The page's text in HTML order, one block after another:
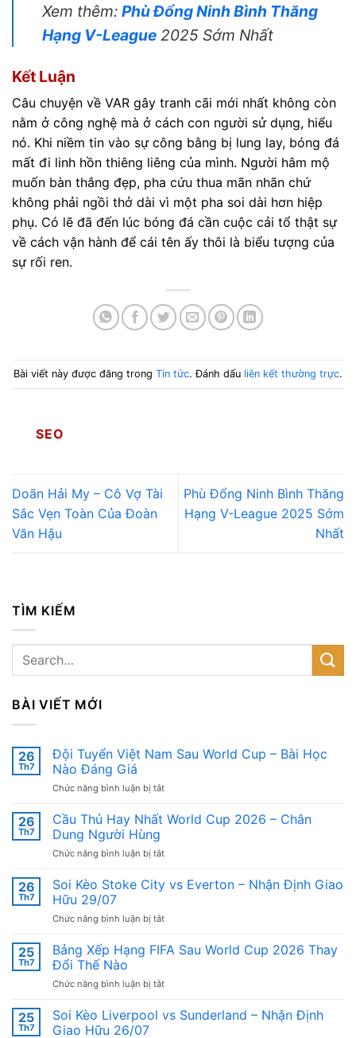
Xem thêm: Phù Đổng Ninh Bình Thăng
Hạng V-League 2025 Sớm Nhất
Kết Luận
Câu chuyện về VAR gây tranh cãi mới nhất không còn
nằm ở công nghệ mà ở cách con người sử dụng, hiểu
nó. Khi niềm tin vào sự công bằng bị lung lay, bóng đá
mất đi linh hồn thiêng liêng của mình. Người hâm mộ
muốn bàn thắng đẹp, pha cứu thua mãn nhãn chứ
không phải ngồi thở dài vì một pha soi dài hơn hiệp
phụ. Có lẽ đã đến lúc bóng đá cần cuộc cải tổ thật sự
về cách vận hành để cái tên ấy thôi là biểu tượng của
sự rối ren.
Bài viết này được đăng trong Tin tức. Đánh dấu liên kết thường trực.
SEO
Doãn Hải My – Cô Vợ Tài
Sắc Vẹn Toàn Của Đoàn
Văn Hậu
Phù Đổng Ninh Bình Thăng
Hạng V-League 2025 Sớm
Nhất
TÌM KIẾM
BÀI VIẾT MỚI
26
Th7
Đội Tuyển Việt Nam Sau World Cup – Bài Học
Nào Đáng Giá
Chức năng bình luận bị tắtở
Tuyển
Sau
Cup
Học
Đáng
26
Th7
Cầu Thủ Hay Nhất World Cup 2026 – Chân
Dung Người Hùng
Chức năng bình luận bị tắtở
Thủ
Hay
World
2026
Dung
Hùng
26
Th7
Soi Kèo Stoke City vs Everton – Nhận Định Giao
Hữu 29/07
Chức năng bình luận bị tắtở
Kèo
Stoke
vs
–
25
Th7
Bảng Xếp Hạng FIFA Sau World Cup 2026 Thay
Đổi Thế Nào
Chức năng bình luận bị tắtở
Xếp
Hạng
25
Th7
Soi Kèo Liverpool vs Sunderland – Nhận Định
Giao Hữu 26/07